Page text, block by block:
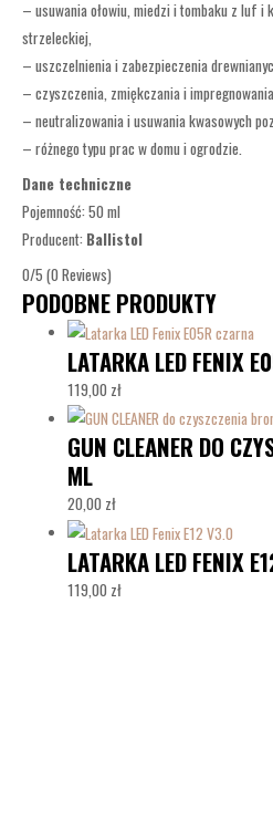
– usuwania ołowiu, miedzi i tombaku z luf i
strzeleckiej,
– uszczelnienia i zabezpieczenia
– czyszczenia, zmiękczania i
– neutralizowania i usuwania kwasowych
– różnego typu prac w domu i ogrodzie.
Dane techniczne
Pojemność: 50 ml
Producent: Ballistol
0/5 (0 Reviews)
PODOBNE PRODUKTY
LATARKA LED FENIX
119,00 zł
GUN CLEANER DO
ML
20,00 zł
LATARKA LED FENIX
119,00 zł